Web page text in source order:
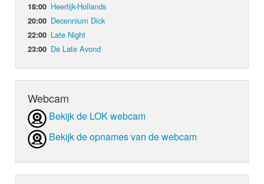
18:00 Heerlijk-Hollands
20:00 Decennium Dick
22:00 Late Night
23:00 De Late Avond
Webcam
Bekijk de LOK webcam
Bekijk de opnames van de webcam